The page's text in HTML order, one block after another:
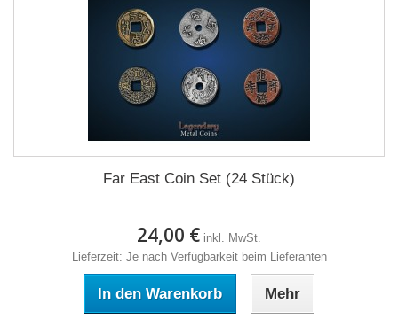
Far East Coin Set (24 Stück)
24,00 € inkl. MwSt.
Lieferzeit: Je nach Verfügbarkeit beim Lieferanten
In den Warenkorb Mehr